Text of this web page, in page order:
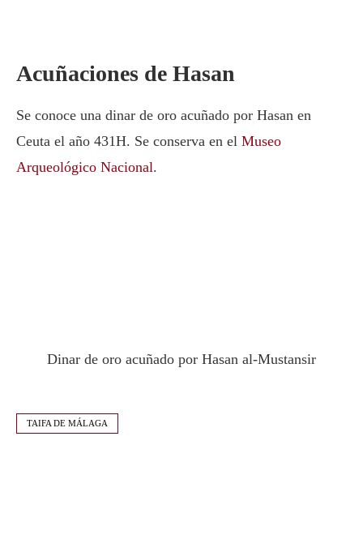
Acuñaciones de Hasan
Se conoce una dinar de oro acuñado por Hasan en
Ceuta el año 431H. Se conserva en el Museo
Arqueológico Nacional.
Dinar de oro acuñado por Hasan al-Mustansir
TAIFA DE MÁLAGA